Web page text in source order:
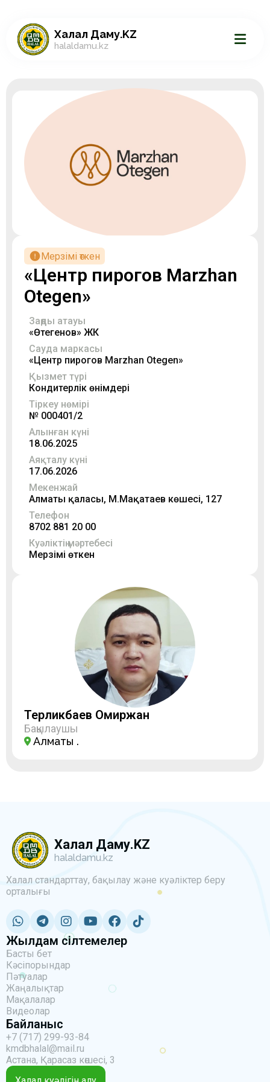
Халал Даму.KZ
halaldamu.kz
Мерзімі өткен
«Центр пирогов Marzhan
Otegen»
Заңды атауы
«Өтегенов» ЖК
Сауда маркасы
«Центр пирогов Marzhan Otegen»
Қызмет түрі
Кондитерлік өнімдері
Тіркеу нөмірі
№ 000401/2
Алынған күні
18.06.2025
Аяқталу күні
17.06.2026
Мекенжай
Алматы қаласы, М.Мақатаев көшесі, 127
Телефон
8702 881 20 00
Куәліктің мәртебесі
Мерзімі өткен
Терликбаев Омиржан
Бақылаушы
Алматы қ.
Халал Даму.KZ
halaldamu.kz
Халал стандарттау, бақылау және куәліктер беру
орталығы
Жылдам сілтемелер
Басты бет
Кәсіпорындар
Пәтуалар
Жаңалықтар
Мақалалар
Видеолар
Байланыс
+7 (717) 299-93-84
kmdbhalal@mail.ru
Астана, Қарасаз көшесі, 3